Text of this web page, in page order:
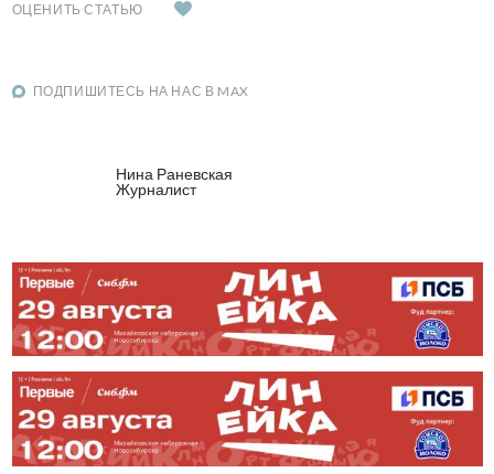
ОЦЕНИТЬ СТАТЬЮ
ПОДПИШИТЕСЬ НА НАС В MAX
Нина Раневская
Журналист